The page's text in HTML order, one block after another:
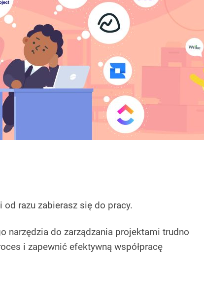
razu zabierasz się do pracy.
narzędzia do zarządzania projektami trudno
i zapewnić efektywną współpracę